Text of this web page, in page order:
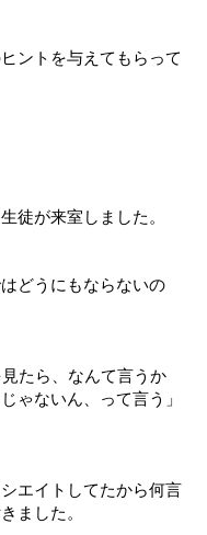
ントを与えてもらって
徒が来室しました。
どうにもならないの
たら、なんて言うか
ゃないん、って言う」
エイトしてたから何言
ました。